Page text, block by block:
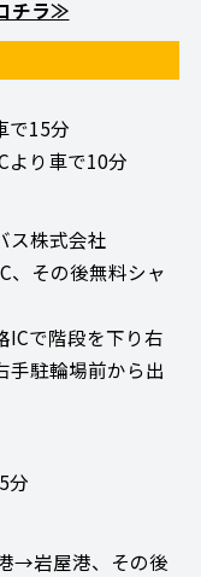
チラ≫
で15分
り車で10分
ス株式会社
その後無料シャ
で階段を下り右
手駐輪場前から出
分
→岩屋港、その後